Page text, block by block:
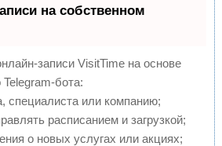
на собственном
записи VisitTime на основе
Telegram-бота:
специалиста или компанию;
расписанием и загрузкой;
о новых услугах или акциях;